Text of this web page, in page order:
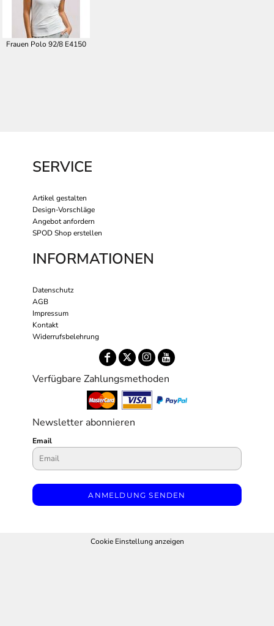
Frauen Polo 92/8 E4150
SERVICE
Artikel gestalten
Design-Vorschläge
Angebot anfordern
SPOD Shop erstellen
INFORMATIONEN
Datenschutz
AGB
Impressum
Kontakt
Widerrufsbelehrung
Verfügbare Zahlungsmethoden
Newsletter abonnieren
Email
ANMELDUNG SENDEN
Cookie Einstellung anzeigen